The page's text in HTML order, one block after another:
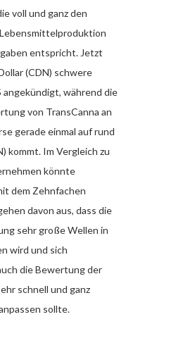
voll und ganz den
entspricht. Jetzt
(CDN) schwere
angekündigt, während die
von TransCanna an
gerade einmal auf rund
kommt. Im Vergleich zu
könnte
dem Zehnfachen
davon aus, dass die
sehr große Wellen in
wird und sich
die Bewertung der
schnell und ganz
sollte.